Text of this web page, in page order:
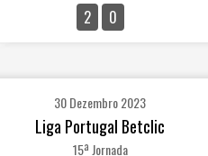
2 0
30 Dezembro 2023
Liga Portugal Betclic
15ª Jornada